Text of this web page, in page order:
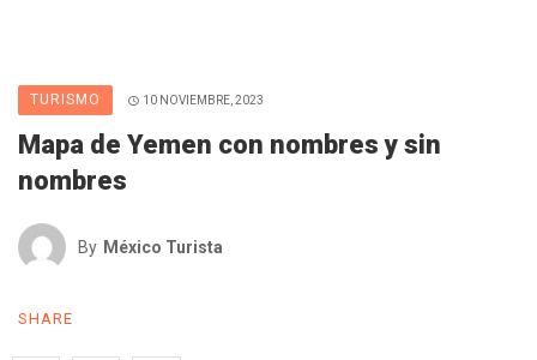
TURISMO 10 NOVIEMBRE, 2023
Mapa de Yemen con nombres y sin
nombres
By México Turista
SHARE